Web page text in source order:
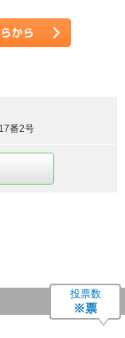
番2号
投票数
※票